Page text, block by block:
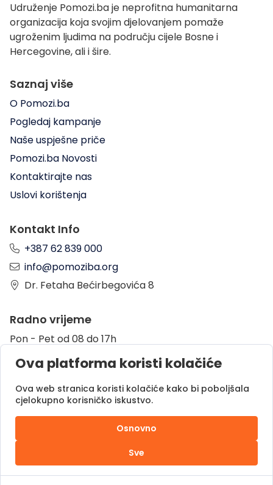
Udruženje Pomozi.ba je neprofitna humanitarna
organizacija koja svojim djelovanjem pomaže
ugroženim ljudima na području cijele Bosne i
Hercegovine, ali i šire.
Saznaj više
O Pomozi.ba
Pogledaj kampanje
Naše uspješne priče
Pomozi.ba Novosti
Kontaktirajte nas
Uslovi korištenja
Kontakt Info
+387 62 839 000
info@pomoziba.org
Dr. Fetaha Bećirbegovića 8
Radno vrijeme
Pon - Pet od 08 do 17h
Sub od 10 do 17h
Nedjelja - neradni dan
Donacije putem
Ova platforma koristi kolačiće
Ova web stranica koristi kolačiće kako bi poboljšala
cjelokupno korisničko iskustvo.
Osnovno
Sve